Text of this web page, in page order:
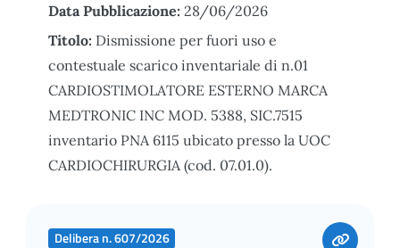
Data Pubblicazione: 28/06/2026
Titolo: Dismissione per fuori uso e
contestuale scarico inventariale di n.01
CARDIOSTIMOLATORE ESTERNO MARCA
MEDTRONIC INC MOD. 5388, SIC.7515
inventario PNA 6115 ubicato presso la UOC
CARDIOCHIRURGIA (cod. 07.01.0).
Delibera n. 607/2026